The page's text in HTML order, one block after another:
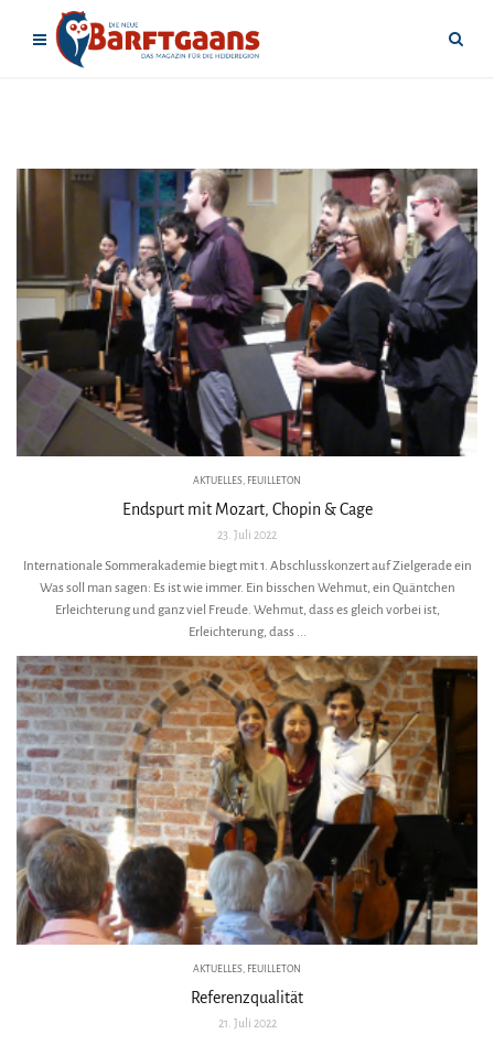
AKTUELLES, FEUILLETON
Endspurt mit Mozart, Chopin & Cage
23. Juli 2022
Internationale Sommerakademie biegt mit 1. Abschlusskonzert auf Zielgerade ein
Was soll man sagen: Es ist wie immer. Ein bisschen Wehmut, ein Quäntchen
Erleichterung und ganz viel Freude. Wehmut, dass es gleich vorbei ist,
Erleichterung, dass ...
AKTUELLES FEUILLETON
Referenzqualität
21. Juli 2022